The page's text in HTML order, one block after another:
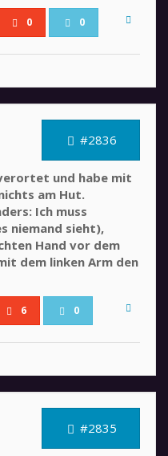
0 0
#2836
und habe mit
am Hut.
Ich muss
niemand sieht),
Hand vor dem
dem linken Arm den
6 0
#2835